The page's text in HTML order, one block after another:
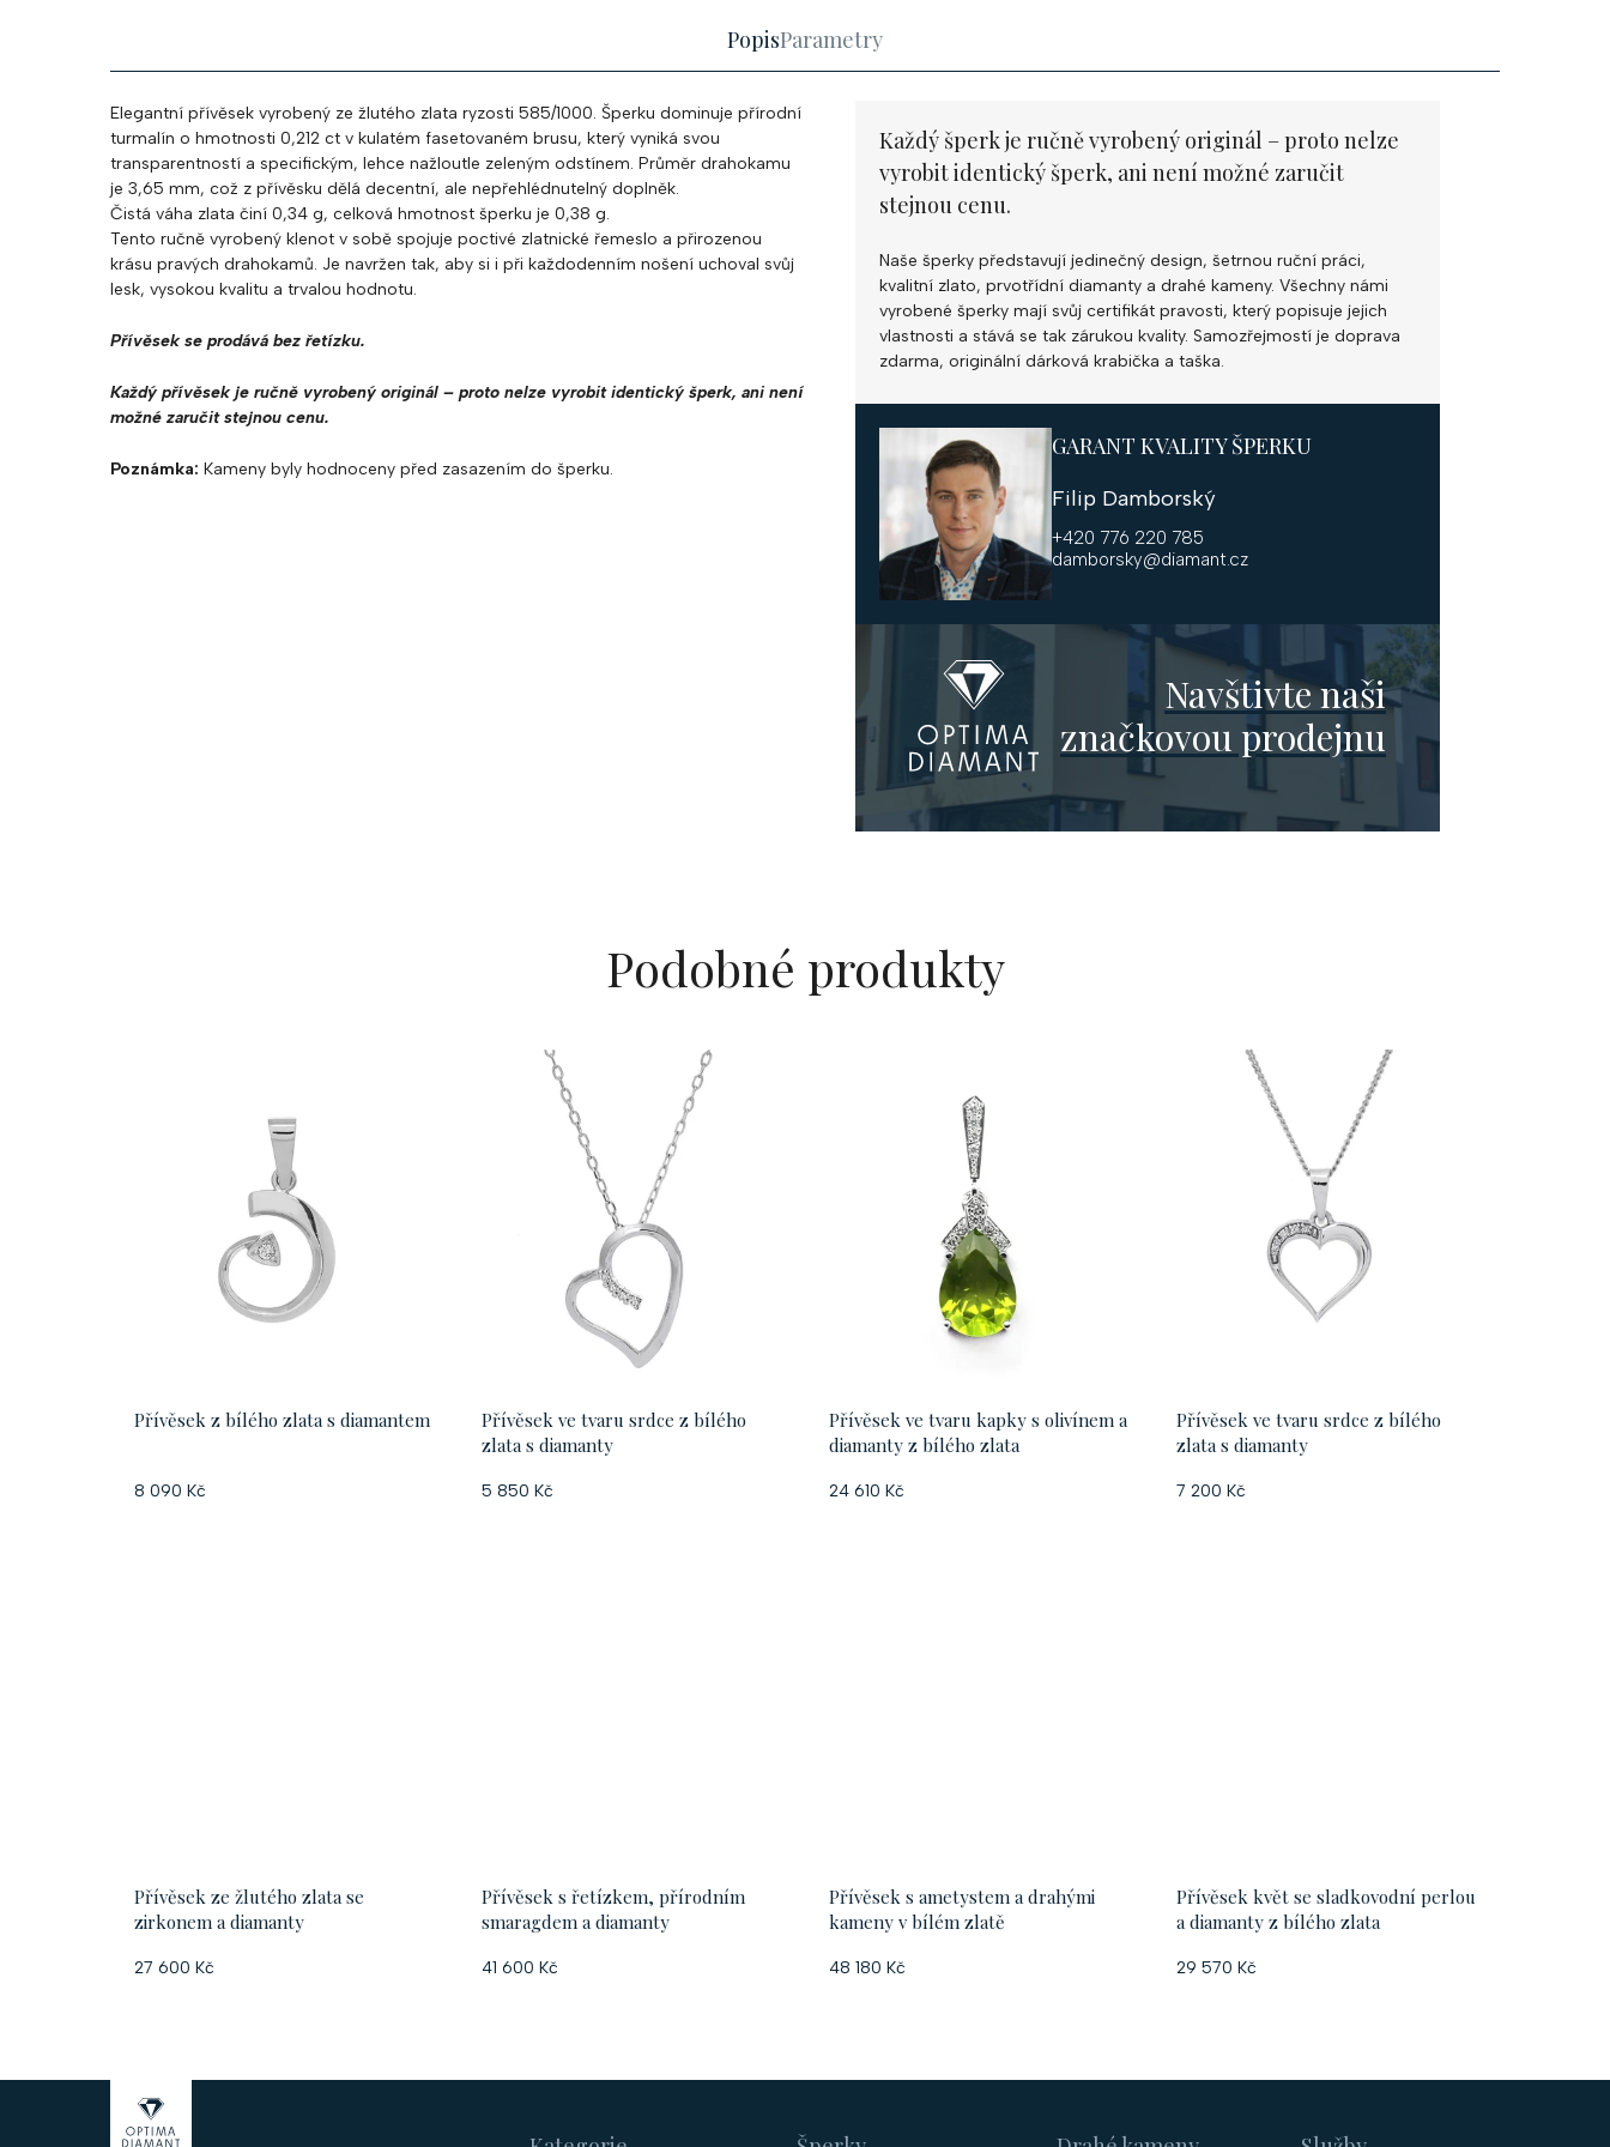
PopisParametry
Elegantní přívěsek vyrobený ze žlutého zlata ryzosti 585/1000. Šperku dominuje přírodní
turmalín o hmotnosti 0,212 ct v kulatém fasetovaném brusu, který vyniká svou
transparentností a specifickým, lehce nažloutle zeleným odstínem. Průměr drahokamu
je 3,65 mm, což z přívěsku dělá decentní, ale nepřehlédnutelný doplněk.
Čistá váha zlata činí 0,34 g, celková hmotnost šperku je 0,38 g.
Tento ručně vyrobený klenot v sobě spojuje poctivé zlatnické řemeslo a přirozenou
krásu pravých drahokamů. Je navržen tak, aby si i při každodenním nošení uchoval svůj
lesk, vysokou kvalitu a trvalou hodnotu.
Přívěsek se prodává bez řetízku.
Každý přívěsek je ručně vyrobený originál – proto nelze vyrobit identický šperk, ani není
možné zaručit stejnou cenu.
Poznámka: Kameny byly hodnoceny před zasazením do šperku.
Každý šperk je ručně vyrobený originál – proto nelze
vyrobit identický šperk, ani není možné zaručit
stejnou cenu.
Naše šperky představují jedinečný design, šetrnou ruční práci,
kvalitní zlato, prvotřídní diamanty a drahé kameny. Všechny námi
vyrobené šperky mají svůj certifikát pravosti, který popisuje jejich
vlastnosti a stává se tak zárukou kvality. Samozřejmostí je doprava
zdarma, originální dárková krabička a taška.
GARANT KVALITY ŠPERKU
Filip Damborský
+420 776 220 785
damborsky@diamant.cz
Navštivte naši
značkovou prodejnu
Podobné produkty
Přívěsek z bílého zlata s diamantem
8 090 Kč
Přívěsek ve tvaru srdce z bílého
zlata s diamanty
5 850 Kč
Přívěsek ve tvaru kapky s olivínem a
diamanty z bílého zlata
24 610 Kč
Přívěsek ve tvaru srdce z bílého
zlata s diamanty
7 200 Kč
Přívěsek ze žlutého zlata se
zirkonem a diamanty
27 600 Kč
Přívěsek s řetízkem, přírodním
smaragdem a diamanty
41 600 Kč
Přívěsek s ametystem a drahými
kameny v bílém zlatě
48 180 Kč
Přívěsek květ se sladkovodní perlou
a diamanty z bílého zlata
29 570 Kč